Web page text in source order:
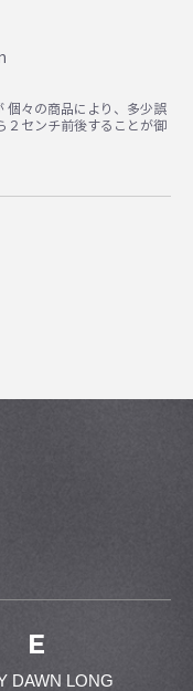
個々の商品により、多少誤
２センチ前後することが御
E
DAWN LONG